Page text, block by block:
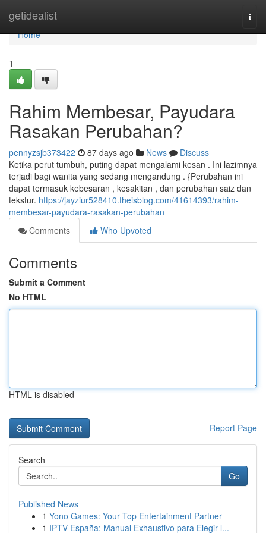
getidealist
Home
Home
1
Rahim Membesar, Payudara
Rasakan Perubahan?
pennyzsjb373422 87 days ago News
Discuss
Ketika perut tumbuh, puting dapat mengalami kesan . Ini lazimnya
terjadi bagi wanita yang sedang mengandung . {Perubahan ini
dapat termasuk kebesaran , kesakitan , dan perubahan saiz dan
tekstur. https://jayziur528410.theisblog.com/41614393/rahim-
membesar-payudara-rasakan-perubahan
Comments
Who Upvoted
Comments
Submit a Comment
No HTML
HTML is disabled
Report Page
Search
Go
Published News
1 Yono Games: Your Top Entertainment Partner
1 IPTV España: Manual Exhaustivo para Elegir l...